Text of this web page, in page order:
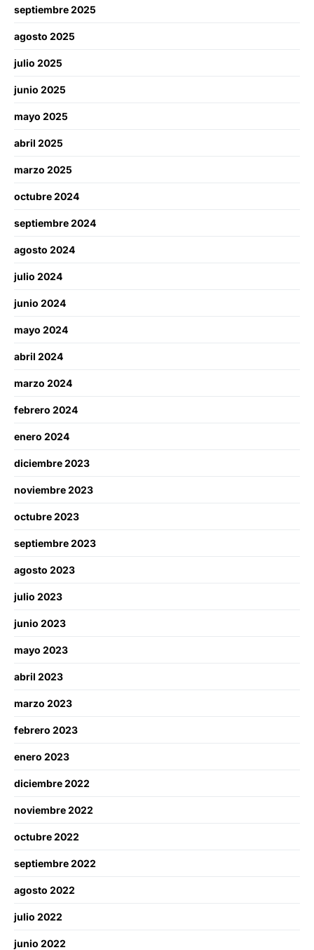
septiembre 2025
agosto 2025
julio 2025
junio 2025
mayo 2025
abril 2025
marzo 2025
octubre 2024
septiembre 2024
agosto 2024
julio 2024
junio 2024
mayo 2024
abril 2024
marzo 2024
febrero 2024
enero 2024
diciembre 2023
noviembre 2023
octubre 2023
septiembre 2023
agosto 2023
julio 2023
junio 2023
mayo 2023
abril 2023
marzo 2023
febrero 2023
enero 2023
diciembre 2022
noviembre 2022
octubre 2022
septiembre 2022
agosto 2022
julio 2022
junio 2022